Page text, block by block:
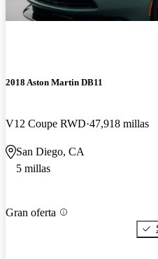
2018 Aston Martin DB11
V12 Coupe RWD 47,918 millas
San Diego, CA
5 millas
Gran oferta